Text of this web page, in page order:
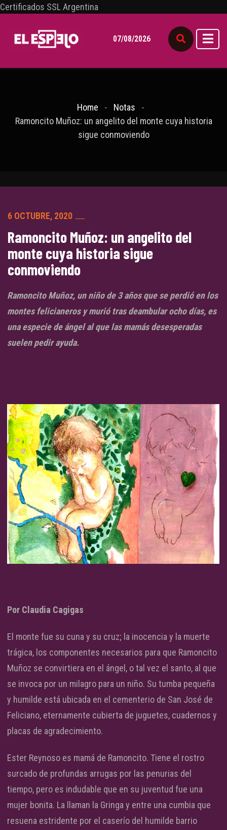
Certificados SSL Argentina
07/08/2026
Home
Notas
Ramoncito Muñoz: un angelito del monte cuya historia
sigue conmoviendo
6 OCTUBRE, 2020
Ramoncito Muñoz: un angelito del
monte cuya historia sigue
conmoviendo
Ramoncito Muñoz, un niño de 3 años que se perdió en los
montes felicianeros y murió tras deambular ocho días, es
una especie de ángel al que las mamás desesperadas
suelen pedir ayuda.
Por Claudia Cagigas
El monte fue su cuna y su cruz; la inocencia y la muerte
trágica, los componentes necesarios para que Ramoncito
Muñoz se convirtiera en el ángel, o tal vez el santo, al que
se invoca por un milagro para un niño. Su tumba pequeña
y humilde está ubicada en el cementerio de San José de
Feliciano, eternamente cubierta de juguetes, cuadernos y
placas de agradecimiento.
Ester Reynoso es mamá de Ramoncito. Tiene el rostro
surcado de profundas arrugas por las penurias del
tiempo, pero es indudable que en su juventud fue una
mujer bonita. La llaman la Gringa y entre una cumbia que
resuena estridente por el caserío del humilde barrio